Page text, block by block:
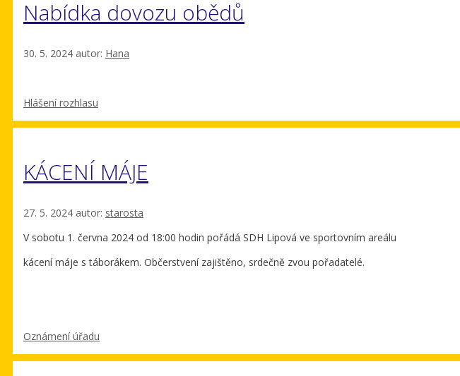
Nabídka dovozu obědů
30. 5. 2024 autor: Hana
Rubriky
Hlášení rozhlasu
KÁCENÍ MÁJE
27. 5. 2024 autor: starosta
V sobotu 1. června 2024 od 18:00 hodin pořádá SDH Lipová ve sportovním areálu
kácení máje s táborákem. Občerstvení zajištěno, srdečně zvou pořadatelé.
Rubriky
Oznámení úřadu